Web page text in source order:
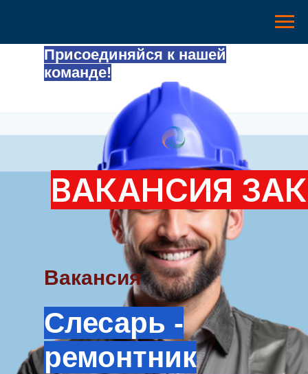
Слесарь -
ремонтник
Вакансия
Присоединяйся к нашей
команде!
ВАКАНСИЯ